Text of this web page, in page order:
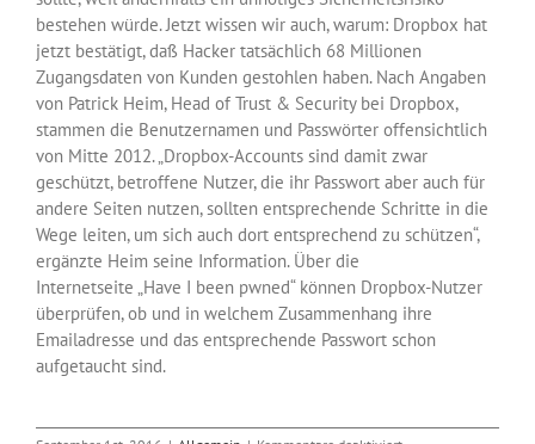
bestehen würde. Jetzt wissen wir auch, warum: Dropbox hat
jetzt bestätigt, daß Hacker tatsächlich 68 Millionen
Zugangsdaten von Kunden gestohlen haben. Nach Angaben
von Patrick Heim, Head of Trust & Security bei Dropbox,
stammen die Benutzernamen und Passwörter offensichtlich
von Mitte 2012. „Dropbox-Accounts sind damit zwar
geschützt, betroffene Nutzer, die ihr Passwort aber auch für
andere Seiten nutzen, sollten entsprechende Schritte in die
Wege leiten, um sich auch dort entsprechend zu schützen“,
ergänzte Heim seine Information. Über die
Internetseite „Have I been pwned“ können Dropbox-Nutzer
überprüfen, ob und in welchem Zusammenhang ihre
Emailadresse und das entsprechende Passwort schon
aufgetaucht sind.